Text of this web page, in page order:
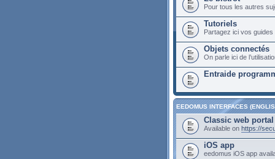
Pour tous les autres
Tutoriels
Partagez ici vos
Objets connectés
On parle ici de
Entraide
EEDOMUS INTERFACES
Classic web portal
Available on https://
iOS app
eedomus iOS app